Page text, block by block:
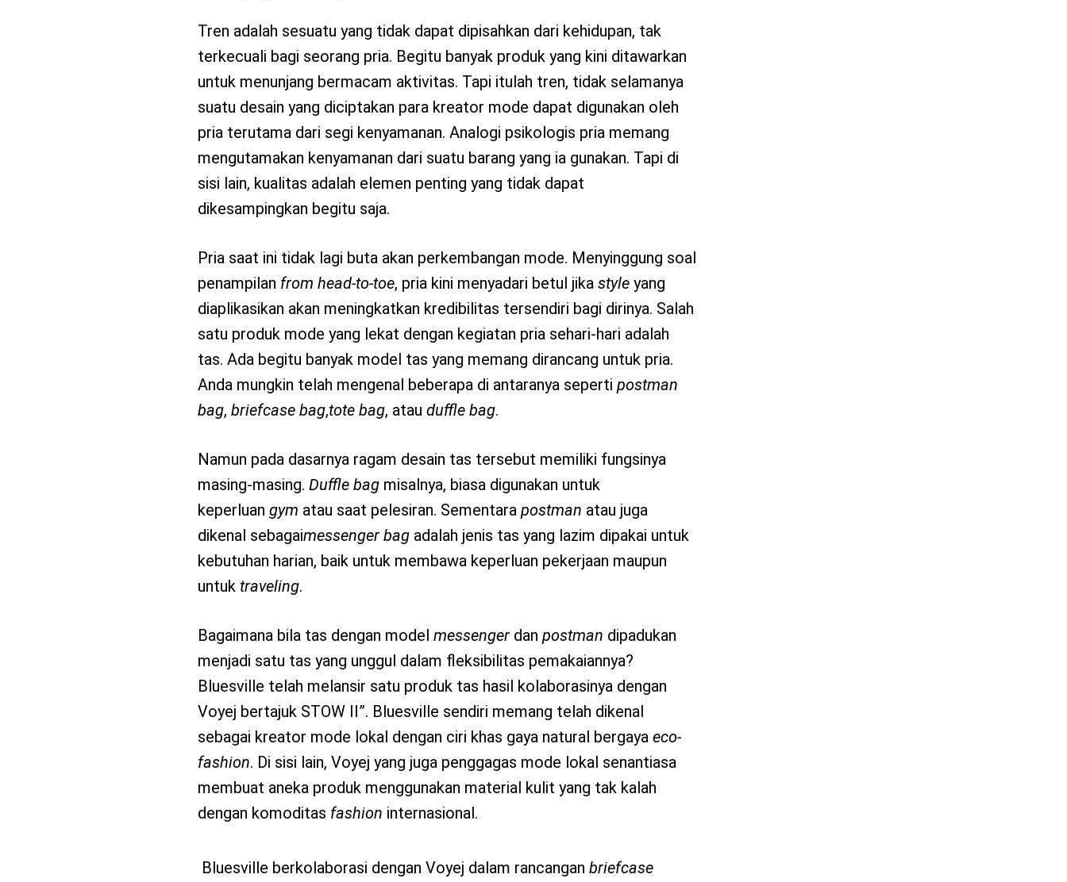
Tren adalah sesuatu yang tidak dapat dipisahkan dari kehidupan, tak
terkecuali bagi seorang pria. Begitu banyak produk yang kini ditawarkan
untuk menunjang bermacam aktivitas. Tapi itulah tren, tidak selamanya
suatu desain yang diciptakan para kreator mode dapat digunakan oleh
pria terutama dari segi kenyamanan. Analogi psikologis pria memang
mengutamakan kenyamanan dari suatu barang yang ia gunakan. Tapi di
sisi lain, kualitas adalah elemen penting yang tidak dapat
dikesampingkan begitu saja.
Pria saat ini tidak lagi buta akan perkembangan mode. Menyinggung soal
penampilan from head-to-toe, pria kini menyadari betul jika styleyang
diaplikasikan akan meningkatkan kredibilitas tersendiri bagi dirinya. Salah
satu produk mode yang lekat dengan kegiatan pria sehari-hari adalah
tas. Ada begitu banyak model tas yang memang dirancang untuk pria.
Anda mungkin telah mengenal beberapa di antaranya seperti postman
bag, briefcase bag,tote bag, atau duffle bag.
Namun pada dasarnya ragam desain tas tersebut memiliki fungsinya
masing-masing. Duffle bagmisalnya, biasa digunakan untuk
keperluan gym atau saat pelesiran. Sementara postman atau juga
dikenal sebagaimessenger bagadalah jenis tas yang lazim dipakai untuk
kebutuhan harian, baik untuk membawa keperluan pekerjaan maupun
untuk traveling.
Bagaimana bila tas dengan model messengerdan postman dipadukan
menjadi satu tas yang unggul dalam fleksibilitas pemakaiannya?
Bluesville telah melansir satu produk tas hasil kolaborasinya dengan
Voyej bertajuk STOW II”. Bluesville sendiri memang telah dikenal
sebagai kreator mode lokal dengan ciri khas gaya natural bergaya eco-
fashion. Di sisi lain, Voyej yang juga penggagas mode lokal senantiasa
membuat aneka produk menggunakan material kulit yang tak kalah
dengan komoditas fashion internasional.
Bluesville berkolaborasi dengan Voyej dalam rancangan briefcase